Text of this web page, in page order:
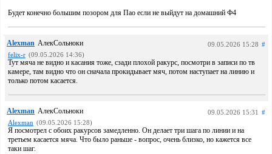
Будет конечно большим позором для Пао если не выйдут на домашний Ф4
Alexman АлекСольноки 09.05.2026 15:28 #
felix-r (09.05.2026 14:36)
Тут мяча не видно и касания тоже, сзади плохой ракурс, посмотри в записи по тв
камере, там видно что он сначала прокидывает мяч, потом наступает на линию и
только потом касается.
Alexman АлекСольноки 09.05.2026 15:31 #
Alexman (09.05.2026 15:28)
Я посмотрел с обоих ракурсов замедленно. Он делает три шага по линии и на
третьем касается мяча. Что было раньше - вопрос, очень близко, но кажется все
таки шаг.